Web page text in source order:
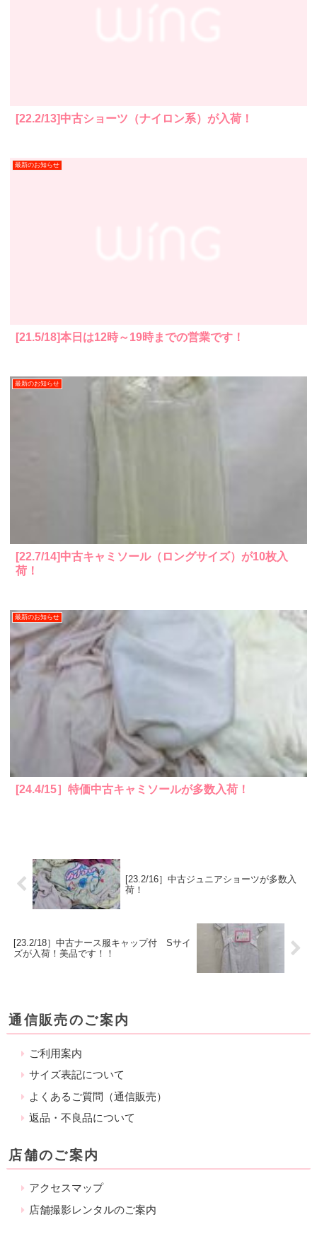
[22.2/13]中古ショーツ（ナイロン系）が入荷！
最新のお知らせ
[21.5/18]本日は12時～19時までの営業です！
最新のお知らせ
[22.7/14]中古キャミソール（ロングサイズ）が10枚入
荷！
最新のお知らせ
[24.4/15］特価中古キャミソールが多数入荷！
[23.2/16］中古ジュニアショーツが多数入
荷！
[23.2/18］中古ナース服キャップ付 Sサイ
ズが入荷！美品です！！
通信販売のご案内
ご利用案内
サイズ表記について
よくあるご質問（通信販売）
返品・不良品について
店舗のご案内
アクセスマップ
店舗撮影レンタルのご案内